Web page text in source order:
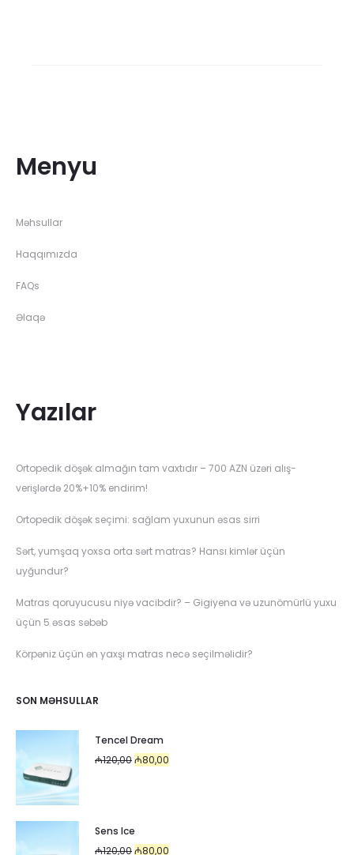
Menyu
Məhsullar
Haqqımızda
FAQs
Əlaqə
Yazılar
Ortopedik döşək almağın tam vaxtıdır – 700 AZN üzəri alış-
verişlərdə 20%+10% endirim!
Ortopedik döşək seçimi: sağlam yuxunun əsas sirri
Sərt, yumşaq yoxsa orta sərt matras? Hansı kimlər üçün
uyğundur?
Matras qoruyucusu niyə vacibdir? – Gigiyena və uzunömürlü yuxu
üçün 5 əsas səbəb
Körpəniz üçün ən yaxşı matras necə seçilməlidir?
SON MƏHSULLAR
Tencel Dream
₼120,00Original
₼80,00
Sens Ice
₼120,00Original
₼80,00